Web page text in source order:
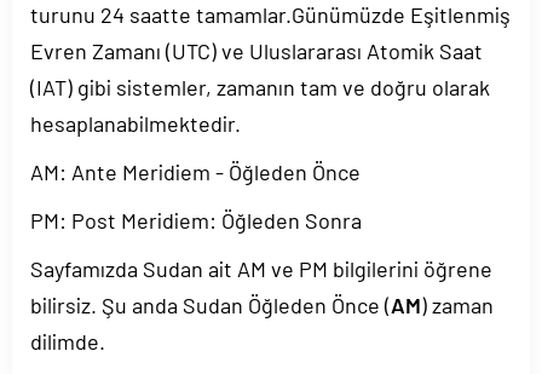
turunu 24 saatte tamamlar.Günümüzde Eşitlenmiş
Evren Zamanı (UTC) ve Uluslararası Atomik Saat
(IAT) gibi sistemler, zamanın tam ve doğru olarak
hesaplanabilmektedir.
AM: Ante Meridiem - Öğleden Önce
PM: Post Meridiem: Öğleden Sonra
Sayfamızda Sudan ait AM ve PM bilgilerini öğrene
bilirsiz. Şu anda Sudan Öğleden Önce (AM) zaman
dilimde.